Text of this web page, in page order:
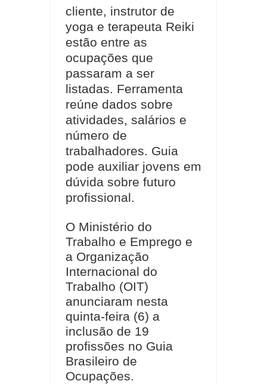
cliente, instrutor de
yoga e terapeuta Reiki
estão entre as
ocupações que
passaram a ser
listadas. Ferramenta
reúne dados sobre
atividades, salários e
número de
trabalhadores. Guia
pode auxiliar jovens em
dúvida sobre futuro
profissional.
O Ministério do
Trabalho e Emprego e
a Organização
Internacional do
Trabalho (OIT)
anunciaram nesta
quinta-feira (6) a
inclusão de 19
profissões no Guia
Brasileiro de
Ocupações.